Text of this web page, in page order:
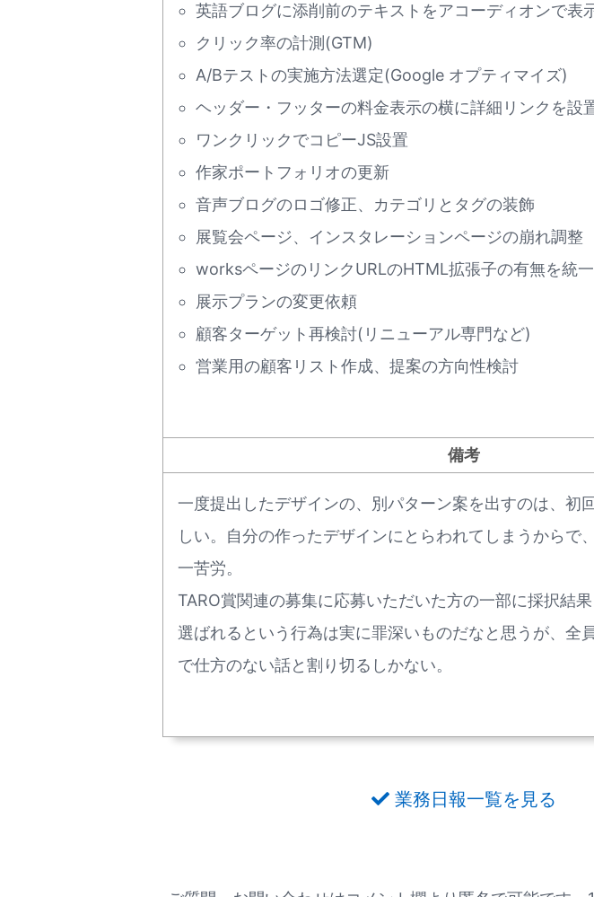
英語ブログに添削前のテキストをアコーディオンで表
クリック率の計測(GTM)
A/Bテストの実施方法選定(Google オプティマイズ)
ヘッダー・フッターの料金表示の横に詳細リンクを設
ワンクリックでコピーJS設置
作家ポートフォリオの更新
音声ブログのロゴ修正、カテゴリとタグの装飾
展覧会ページ、インスタレーションページの崩れ調整
worksページのリンクURLのHTML拡張子の有無を統一
展示プランの変更依頼
顧客ターゲット再検討(リニューアル専門など)
営業用の顧客リスト作成、提案の方向性検討
備考
一度提出したデザインの、別パターン案を出すのは、初
しい。自分の作ったデザインにとらわれてしまうからで
一苦労。
TARO賞関連の募集に応募いただいた方の一部に採択結
選ばれるという行為は実に罪深いものだなと思うが、全
で仕方のない話と割り切るしかない。
業務日報一覧を見る